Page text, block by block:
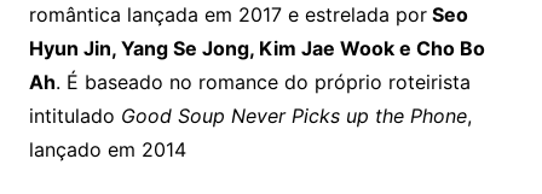
romântica lançada em 2017 e estrelada porSeo
Hyun Jin, Yang Se Jong, Kim Jae Wook e Cho Bo
Ah. É baseado no romance do próprio roteirista
intitulado Good Soup Never Picks up the Phone,
lançado em 2014